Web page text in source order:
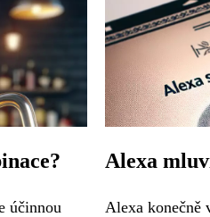
účinnou
Alexa
Alexa konečně